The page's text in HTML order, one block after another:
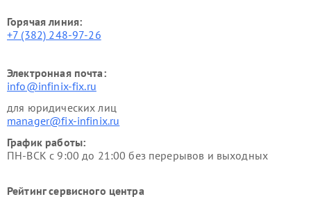
Горячая линия:
+7 (382) 248-97-26
Электронная почта:
info@infinix-fix.ru
для юридических лиц
manager@fix-infinix.ru
График работы:
ПН-ВСК с 9:00 до 21:00 без перерывов и выходных
Рейтинг сервисного центра